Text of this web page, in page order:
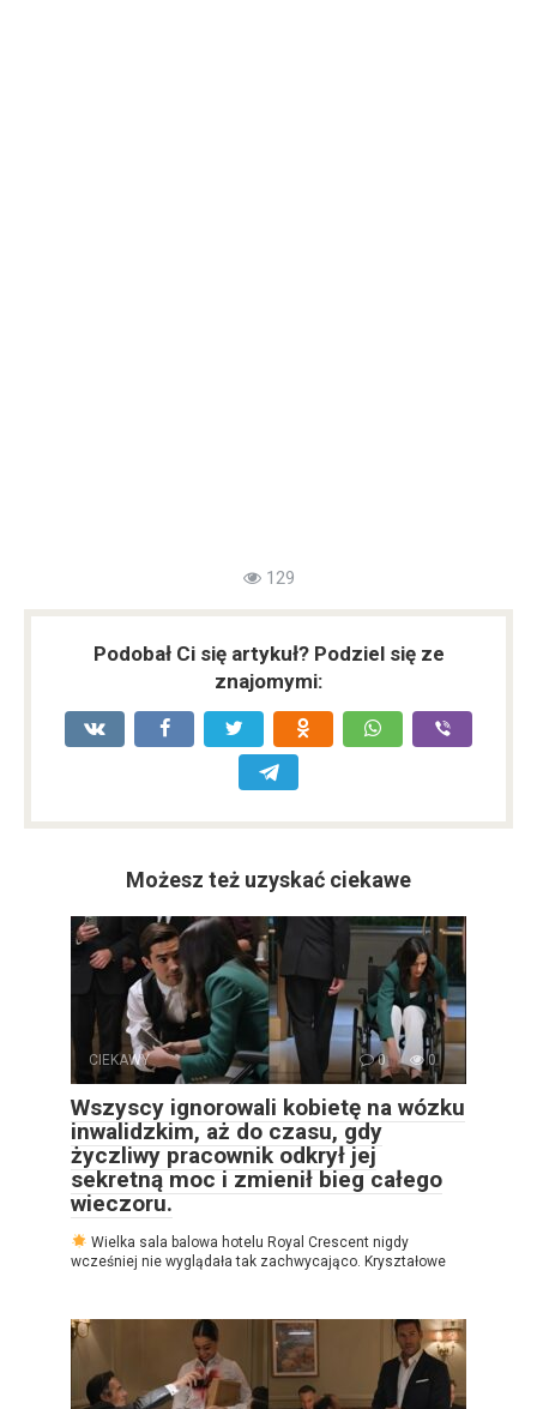
129
Podobał Ci się artykuł? Podziel się ze
znajomymi:
Możesz też uzyskać ciekawe
CIEKAWY 0 0
Wszyscy ignorowali kobietę na wózku
inwalidzkim, aż do czasu, gdy
życzliwy pracownik odkrył jej
sekretną moc i zmienił bieg całego
wieczoru.
Wielka sala balowa hotelu Royal Crescent nigdy
wcześniej nie wyglądała tak zachwycająco. Kryształowe